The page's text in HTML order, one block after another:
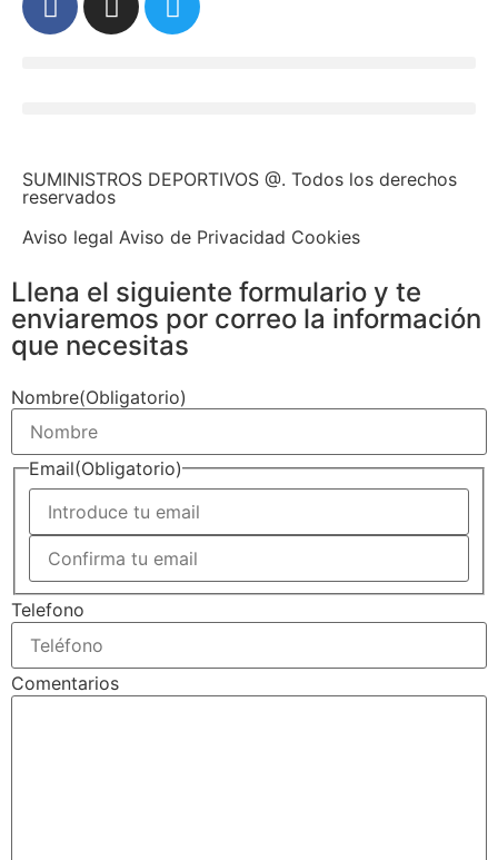
SUMINISTROS DEPORTIVOS @. Todos los derechos
reservados
Aviso legal Aviso de Privacidad Cookies
Llena el siguiente formulario y te
enviaremos por correo la información
que necesitas
Nombre(Obligatorio)
Email(Obligatorio)
Telefono
Comentarios